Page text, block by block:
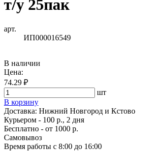
т/у 25пак
арт.
ИП000016549
В наличии
Цена:
74.29 ₽
шт
В корзину
Доставка: Нижний Новгород и Кстово
Курьером - 100 р., 2 дня
Бесплатно - от 1000 р.
Самовывоз
Время работы с 8:00 до 16:00